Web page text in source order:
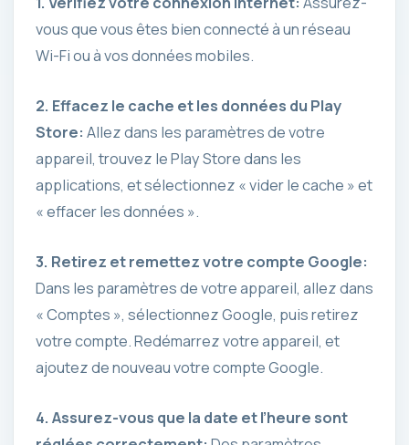
vous que vous êtes bien connecté à un réseau
Wi-Fi ou à vos données mobiles.
2. Effacez le cache et les données du Play
Store: Allez dans les paramètres de votre
appareil, trouvez le Play Store dans les
applications, et sélectionnez « vider le cache » et
« effacer les données ».
3. Retirez et remettez votre compte Google:
Dans les paramètres de votre appareil, allez dans
« Comptes », sélectionnez Google, puis retirez
votre compte. Redémarrez votre appareil, et
ajoutez de nouveau votre compte Google.
4. Assurez-vous que la date et l’heure sont